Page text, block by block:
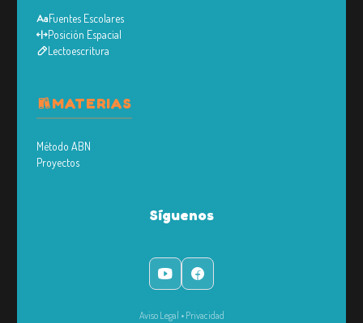
Fuentes Escolares
Posición Espacial
Lectoescritura
MATERIAS
Método ABN
Proyectos
Síguenos
Aviso Legal • Privacidad